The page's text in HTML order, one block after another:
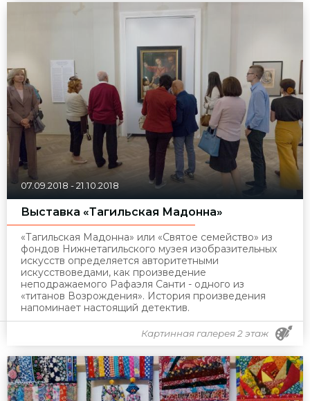
07.09.2018 -21.10.2018
Выставка «Тагильская Мадонна»
«Тагильская Мадонна» или «Святое семейство» из
фондов Нижнетагильского музея изобразительных
искусств определяется авторитетными
искусствоведами, как произведение
неподражаемого Рафаэля Санти - одного из
«титанов Возрождения». История произведения
напоминает настоящий детектив.
Картинная галерея 2 этаж